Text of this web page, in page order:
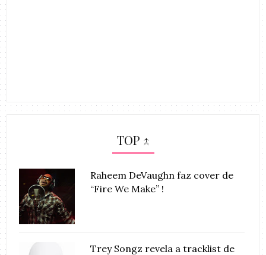
TOP ↑
Raheem DeVaughn faz cover de
“Fire We Make” !
Trey Songz revela a tracklist de